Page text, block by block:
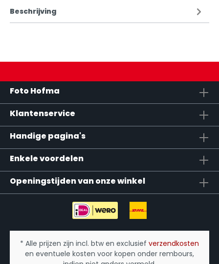
Beschrijving
Foto Hofma
Klantenservice
Handige pagina's
Enkele voordelen
Openingstijden van onze winkel
* Alle prijzen zijn incl. btw en exclusief verzendkosten
en eventuele kosten voor kopen onder rembours,